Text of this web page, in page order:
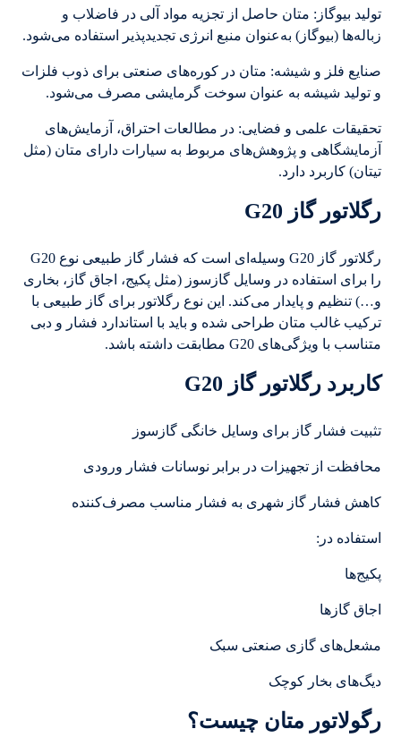
تولید بیوگاز: متان حاصل از تجزیه مواد آلی در فاضلاب و
زباله‌ها (بیوگاز) به‌عنوان منبع انرژی تجدیدپذیر استفاده می‌شود.
صنایع فلز و شیشه: متان در کوره‌های صنعتی برای ذوب فلزات
و تولید شیشه به عنوان سوخت گرمایشی مصرف می‌شود.
تحقیقات علمی و فضایی: در مطالعات احتراق، آزمایش‌های
آزمایشگاهی و پژوهش‌های مربوط به سیارات دارای متان (مثل
تیتان) کاربرد دارد.
رگلاتور گاز G20
رگلاتور گاز G20 وسیله‌ای است که فشار گاز طبیعی نوع G20
را برای استفاده در وسایل گازسوز (مثل پکیج، اجاق گاز، بخاری
و…) تنظیم و پایدار می‌کند. این نوع رگلاتور برای گاز طبیعی با
ترکیب غالب متان طراحی شده و باید با استاندارد فشار و دبی
متناسب با ویژگی‌های G20 مطابقت داشته باشد.
کاربرد رگلاتور گاز G20
تثبیت فشار گاز برای وسایل خانگی گازسوز
محافظت از تجهیزات در برابر نوسانات فشار ورودی
کاهش فشار گاز شهری به فشار مناسب مصرف‌کننده
استفاده در:
پکیج‌ها
اجاق گازها
مشعل‌های گازی صنعتی سبک
دیگ‌های بخار کوچک
رگولاتور متان چیست؟